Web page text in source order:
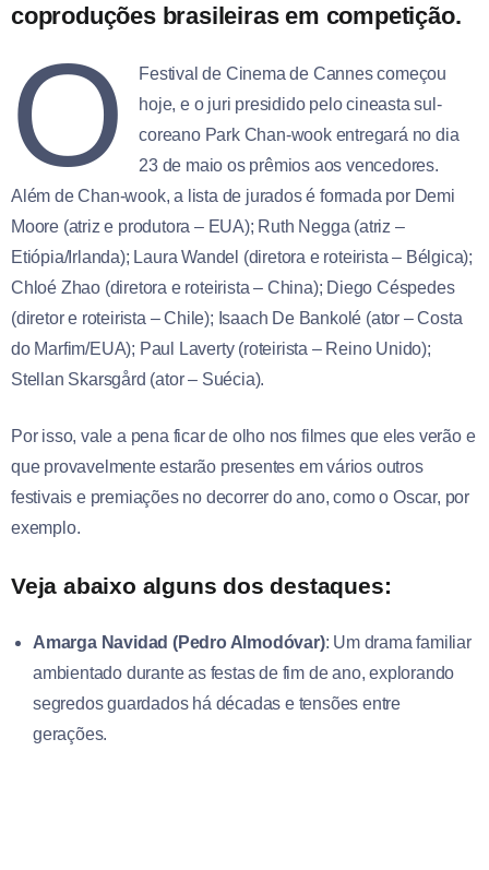
coproduções brasileiras em competição.
O
Festival de Cinema de Cannes começou
hoje, e o juri presidido pelo cineasta sul-
coreano Park Chan-wook entregará no dia
23 de maio os prêmios aos vencedores.
Além de Chan-wook, a lista de jurados é formada por Demi
Moore (atriz e produtora – EUA); Ruth Negga (atriz –
Etiópia/Irlanda); Laura Wandel (diretora e roteirista – Bélgica);
Chloé Zhao (diretora e roteirista – China); Diego Céspedes
(diretor e roteirista – Chile); Isaach De Bankolé (ator – Costa
do Marfim/EUA); Paul Laverty (roteirista – Reino Unido);
Stellan Skarsgård (ator – Suécia).
Por isso, vale a pena ficar de olho nos filmes que eles verão e
que provavelmente estarão presentes em vários outros
festivais e premiações no decorrer do ano, como o Oscar, por
exemplo.
Veja abaixo alguns dos destaques:
Amarga Navidad (Pedro Almodóvar): Um drama familiar
ambientado durante as festas de fim de ano, explorando
segredos guardados há décadas e tensões entre
gerações.